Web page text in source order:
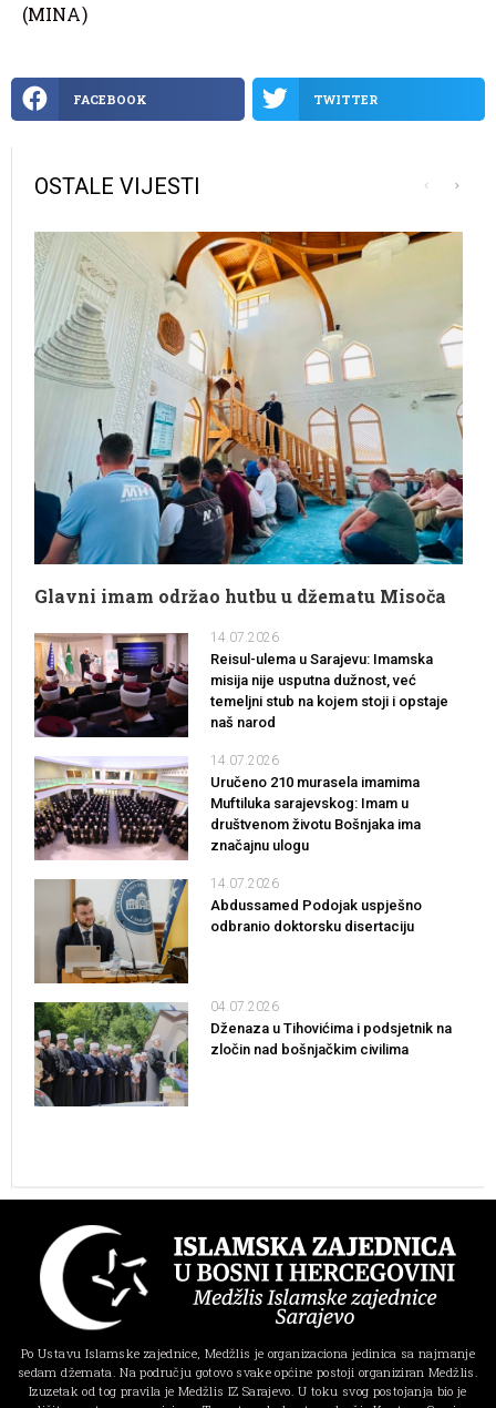
(MINA)
FACEBOOK TWITTER
OSTALE VIJESTI
Glavni imam održao hutbu u džematu Misoča
14.07.2026
Reisul-ulema u Sarajevu: Imamska
misija nije usputna dužnost, već
temeljni stub na kojem stoji i opstaje
naš narod
14.07.2026
Uručeno 210 murasela imamima
Muftiluka sarajevskog: Imam u
društvenom životu Bošnjaka ima
značajnu ulogu
14.07.2026
Abdussamed Podojak uspješno
odbranio doktorsku disertaciju
04.07.2026
Dženaza u Tihovićima i podsjetnik na
zločin nad bošnjačkim civilima
Po Ustavu Islamske zajednice, Medžlis je organizaciona jedinica sa najmanje
sedam džemata. Na području gotovo svake općine postoji organiziran Medžlis.
Izuzetak od tog pravila je Medžlis IZ Sarajevo. U toku svog postojanja bio je